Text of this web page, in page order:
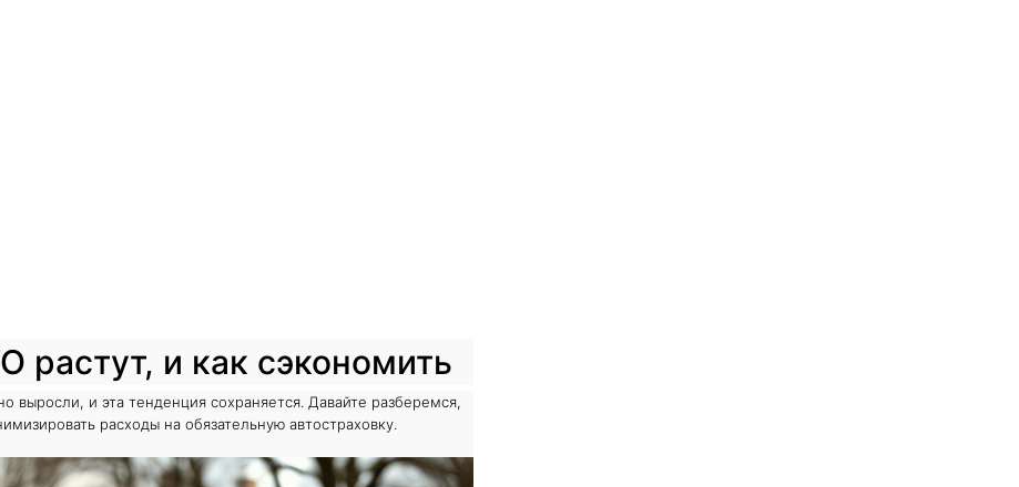
и как сэкономить
выросли, и эта тенденция сохраняется. Давайте разберемся,
расходы на обязательную автостраховку.